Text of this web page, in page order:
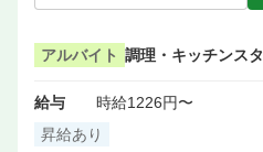
アルバイト 調理・キッチンス
給与
時給1226円〜
昇給あり